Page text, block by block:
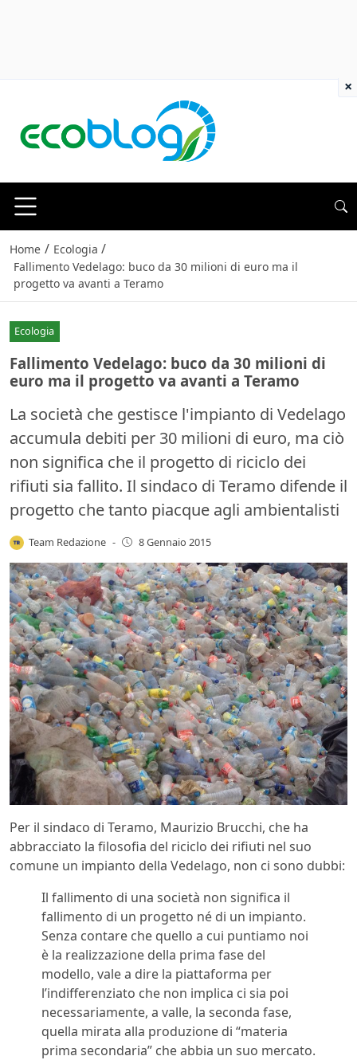
Home / Ecologia /
Fallimento Vedelago: buco da 30 milioni di euro ma il
progetto va avanti a Teramo
Ecologia
Fallimento Vedelago: buco da 30 milioni di
euro ma il progetto va avanti a Teramo
La società che gestisce l'impianto di Vedelago
accumula debiti per 30 milioni di euro, ma ciò
non significa che il progetto di riciclo dei
rifiuti sia fallito. Il sindaco di Teramo difende il
progetto che tanto piacque agli ambientalisti
Team Redazione - 8 Gennaio 2015
Per il sindaco di Teramo, Maurizio Brucchi, che ha
abbracciato la filosofia del riciclo dei rifiuti nel suo
comune un impianto della Vedelago, non ci sono dubbi:
Il fallimento di una società non significa il
fallimento di un progetto né di un impianto.
Senza contare che quello a cui puntiamo noi
è la realizzazione della prima fase del
modello, vale a dire la piattaforma per
l’indifferenziato che non implica ci sia poi
necessariamente, a valle, la seconda fase,
quella mirata alla produzione di “materia
prima secondaria” che abbia un suo mercato.
×